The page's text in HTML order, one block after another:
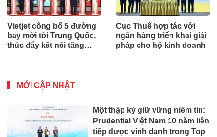
Vietjet công bố 5 đường
bay mới tới Trung Quốc,
thúc đẩy kết nối tăng
Cục Thuế hợp tác với
ngân hàng triển khai giải
pháp cho hộ kinh doanh
MỚI CẬP NHẬT
Một thập kỷ giữ vững niềm tin:
Prudential Việt Nam 10 năm liên
tiếp được vinh danh trong Top